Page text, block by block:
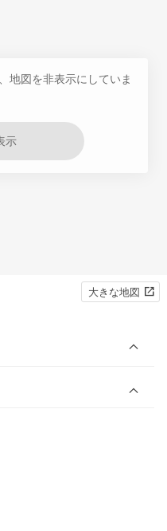
地図を非表示にしていま
示
大きな地図